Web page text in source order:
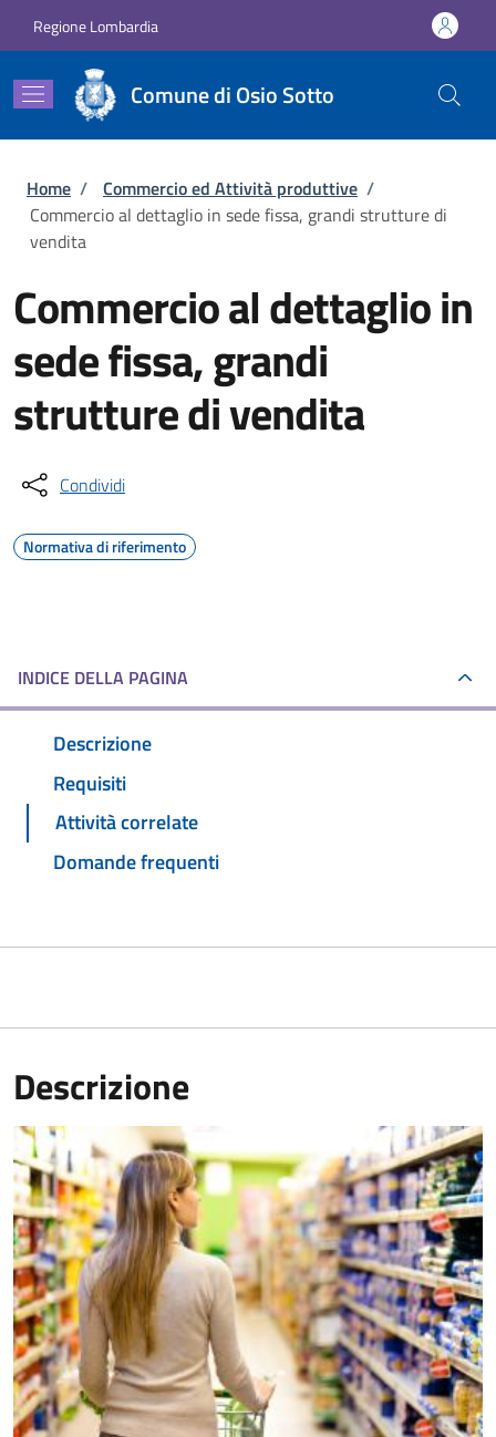
Regione Lombardia
Comune di Osio Sotto
Briciole di pane
Home / Commercio ed Attività produttive /
Commercio al dettaglio in sede fissa, grandi strutture di
vendita
Commercio al dettaglio in
sede fissa, grandi
strutture di vendita
Condividi
Normativa di riferimento
INDICE DELLA PAGINA
Descrizione
Requisiti
Attività correlate
Domande frequenti
Descrizione